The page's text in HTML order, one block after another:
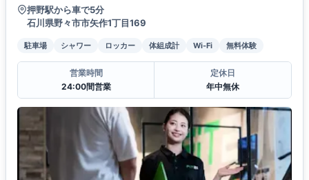
押野駅から車で5分
石川県野々市市矢作1丁目169
駐車場 シャワー ロッカー 体組成計 Wi-Fi 無料体験
営業時間
24:00間営業
定休日
年中無休